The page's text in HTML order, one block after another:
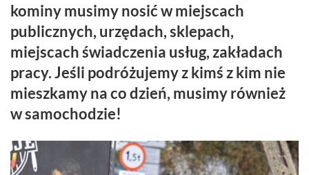
kominy musimy nosić w miejscach
publicznych, urzędach, sklepach,
miejscach świadczenia usług, zakładach
pracy. Jeśli podróżujemy z kimś z kim nie
mieszkamy na co dzień, musimy również
w samochodzie!